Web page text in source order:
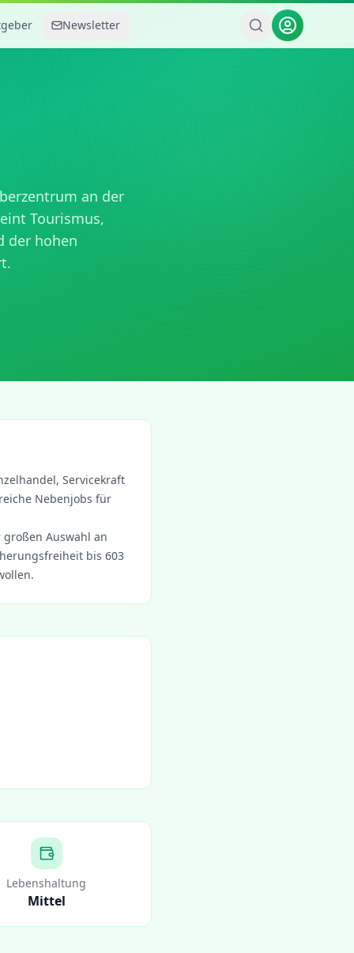
Newsletter
an der
Tourismus,
der hohen
Servicekraft
Nebenjobs für
Auswahl an
bis 603
Lebenshaltung
Mittel